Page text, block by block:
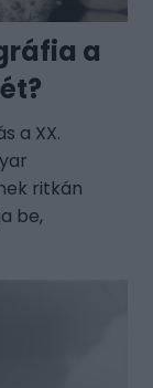
a
a XX.
ritkán
be,